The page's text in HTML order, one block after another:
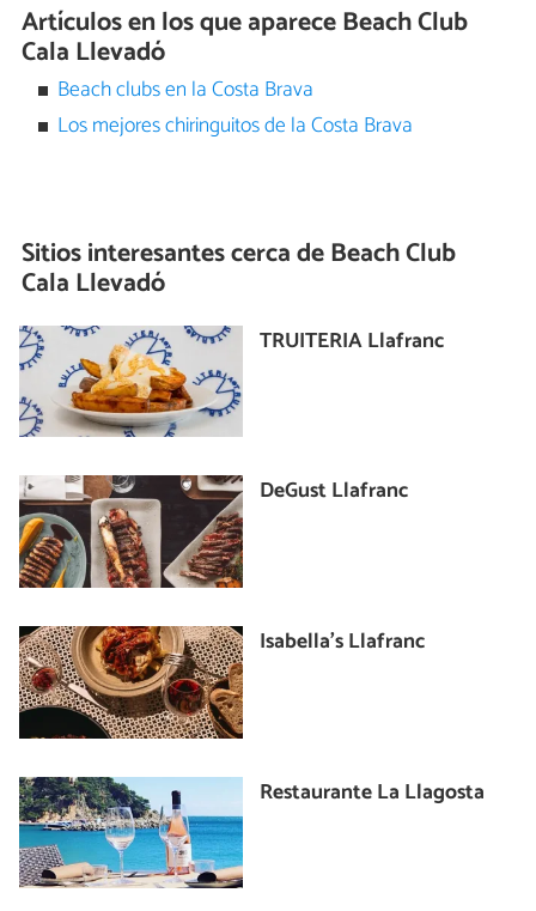
Artículos en los que aparece Beach Club
Cala Llevadó
Beach clubs en la Costa Brava
Los mejores chiringuitos de la Costa Brava
Sitios interesantes cerca deBeach Club
Cala Llevadó
TRUITERIA Llafranc
DeGust Llafranc
Isabella's Llafranc
Restaurante La Llagosta